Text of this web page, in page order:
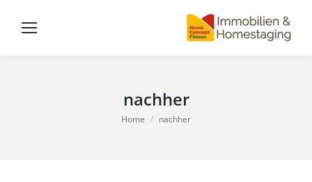
nachher
You are here:
Home nachher